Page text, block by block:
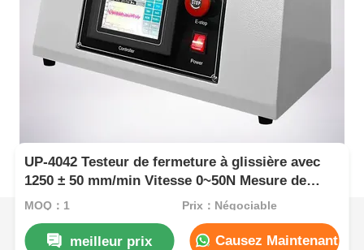
UP-4042 Testeur de fermeture à glissière avec
1250 ± 50 mm/min Vitesse 0~50N Mesure de
force et longueur d'essai 80~240mm
MOQ：1 Prix：Négociable
meilleur prix Causez Maintenant